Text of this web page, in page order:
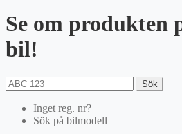
Se om produkten
bil!
Sök
Inget reg. nr?
Sök på bilmodell